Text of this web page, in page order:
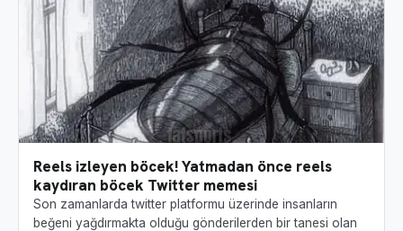
Reels izleyen böcek! Yatmadan önce reels
kaydıran böcek Twitter memesi
Son zamanlarda twitter platformu üzerinde insanların
beğeni yağdırmakta olduğu gönderilerden bir tanesi olan